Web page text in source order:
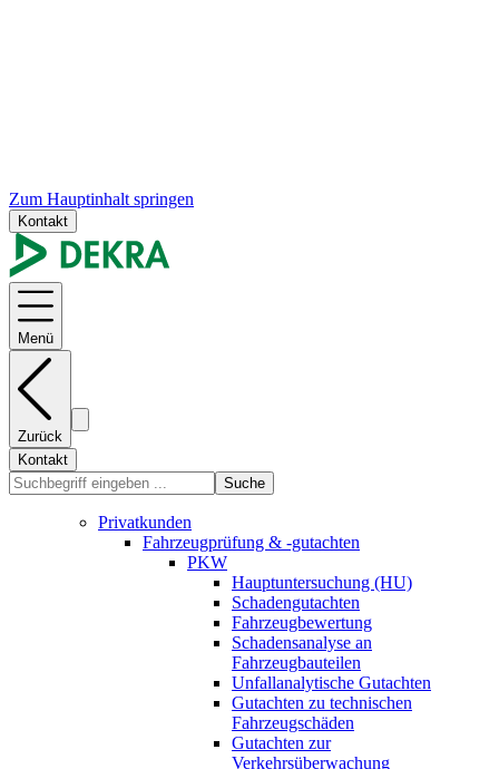
Zum Hauptinhalt springen
Kontakt
Menü
Zurück
Kontakt
Suche
Privatkunden
Fahrzeugprüfung & -gutachten
PKW
Hauptuntersuchung (HU)
Schadengutachten
Fahrzeugbewertung
Schadensanalyse an
Fahrzeugbauteilen
Unfallanalytische Gutachten
Gutachten zu technischen
Fahrzeugschäden
Gutachten zur
Verkehrsüberwachung